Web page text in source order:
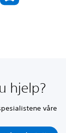
hjelp?
våre